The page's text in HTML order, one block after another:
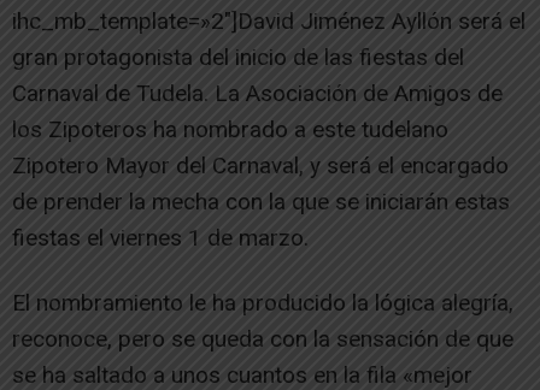
ihc_mb_template=»2″]David Jiménez Ayllón será el
gran protagonista del inicio de las fiestas del
Carnaval de Tudela. La Asociación de Amigos de
los Zipoteros ha nombrado a este tudelano
Zipotero Mayor del Carnaval, y será el encargado
de prender la mecha con la que se iniciarán estas
fiestas el viernes 1 de marzo.
El nombramiento le ha producido la lógica alegría,
reconoce, pero se queda con la sensación de que
se ha saltado a unos cuantos en la fila «mejor